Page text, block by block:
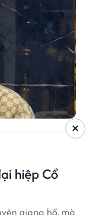
hiệp Cổ
giang hồ, mà
×